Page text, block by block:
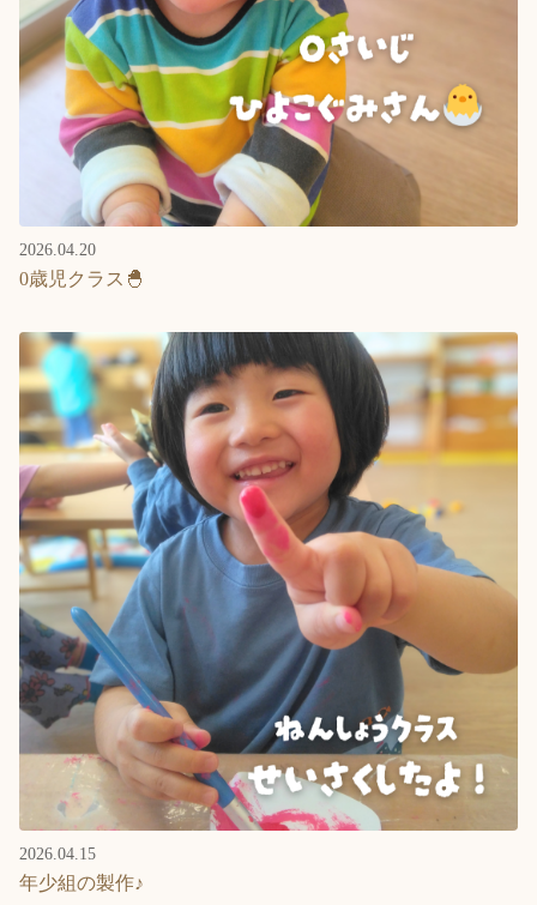
2026.04.20
0歳児クラス🐣
2026.04.15
年少組の製作♪